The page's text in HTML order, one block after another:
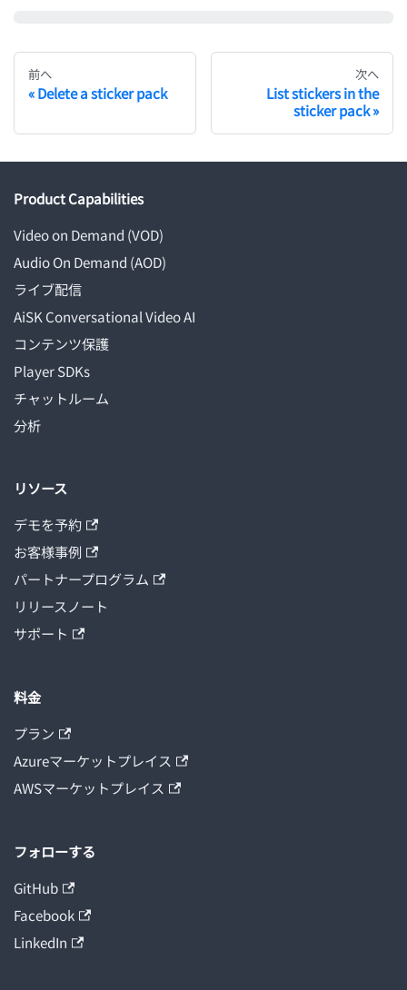
前へ
Delete a sticker pack
次へ
List stickers in the
sticker pack
Product Capabilities
Video on Demand (VOD)
Audio On Demand (AOD)
ライブ配信
AiSK Conversational Video AI
コンテンツ保護
Player SDKs
チャットルーム
分析
リソース
デモを予約
お客様事例
パートナープログラム
リリースノート
サポート
料金
プラン
Azureマーケットプレイス
AWSマーケットプレイス
フォローする
GitHub
Facebook
LinkedIn